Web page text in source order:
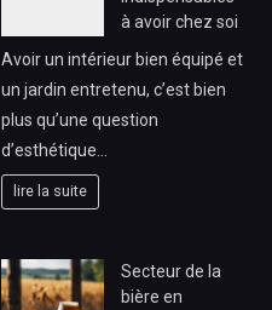
à avoir chez soi
Avoir un intérieur bien équipé et
un jardin entretenu, c’est bien
plus qu’une question
d’esthétique…
lire la suite
Secteur de la
bière en